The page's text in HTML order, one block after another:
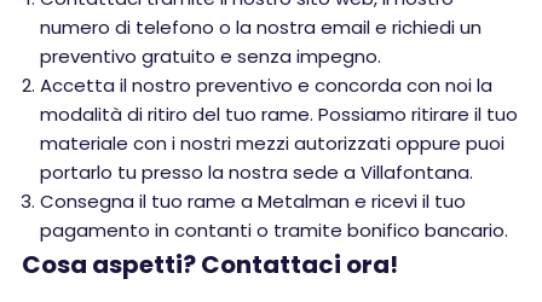
numero di telefono o la nostra email e richiedi un
preventivo gratuito e senza impegno.
Accetta il nostro preventivo e concorda con noi la
modalità di ritiro del tuo rame. Possiamo ritirare il tuo
materiale con i nostri mezzi autorizzati oppure puoi
portarlo tu presso la nostra sede a Villafontana.
Consegna il tuo rame a Metalman e ricevi il tuo
pagamento in contanti o tramite bonifico bancario.
Cosa aspetti? Contattaci ora!